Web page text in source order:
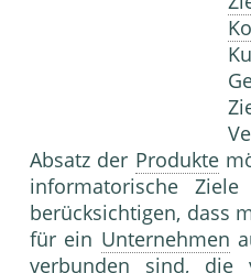
Absatz der Produkte
informatorische
berücksichtigen, dass
für ein Unternehmen
verbunden sind, die